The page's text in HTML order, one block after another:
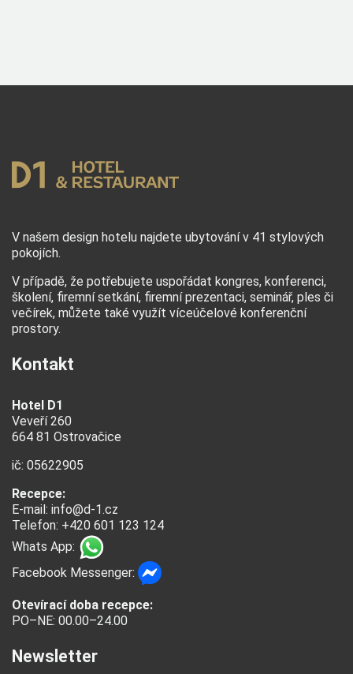
V našem design hotelu najdete ubytování v 41 stylových
pokojích.
V případě, že potřebujete uspořádat kongres, konferenci,
školení, firemní setkání, firemní prezentaci, seminář, ples či
večírek, můžete také využít víceúčelové konferenční
prostory.
Kontakt
Hotel D1
Veveří 260
664 81 Ostrovačice
ič: 05622905
Recepce:
E-mail: info@d-1.cz
Telefon: +420 601 123 124
Whats App:
Facebook Messenger:
Otevírací doba recepce:
PO–NE: 00.00–24.00
Newsletter